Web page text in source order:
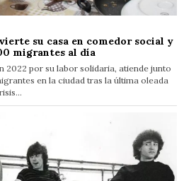
su casa en comedor social y
migrantes al día
2022 por su labor solidaria, atiende junto
en la ciudad tras la última oleada